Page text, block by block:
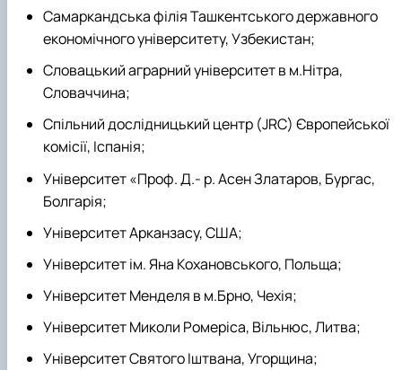
Самаркандська філія Ташкентського державного
економічного університету, Узбекистан;
Словацький аграрний університет в м.Нітра,
Словаччина;
Спільний дослідницький центр (JRC) Європейської
комісії, Іспанія;
Університет «Проф. Д.- р. Асен Златаров, Бургас,
Болгарія;
Університет Арканзасу, США;
Університет ім. Яна Кохановського, Польща;
Університет Менделя в м.Брно, Чехія;
Університет Миколи Ромеріса, Вільнюс, Литва;
Університет Святого Іштвана, Угорщина;